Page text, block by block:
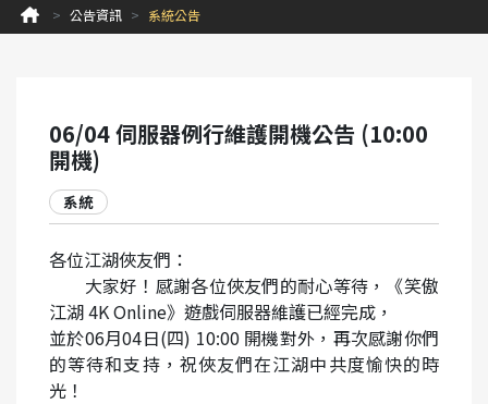
公告資訊 系統公告
06/04 伺服器例行維護開機公告 (10:00
開機)
系統
各位江湖俠友們：
大家好！感謝各位俠友們的耐心等待，《笑傲
江湖 4K Online》遊戲伺服器維護已經完成，
並於06月04日(四) 10:00 開機對外，再次感謝你們
的等待和支持，祝俠友們在江湖中共度愉快的時
光！